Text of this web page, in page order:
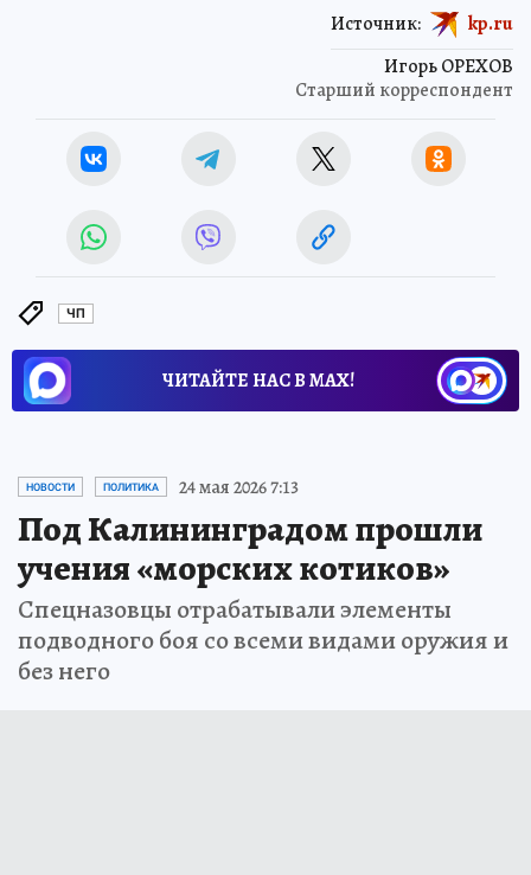
Игорь ОРЕХОВ
Старший корреспондент
Источник: kp.ru
ЧП
ЧИТАЙТЕ НАС В МАХ!
НОВОСТИ ПОЛИТИКА 24 мая 2026 7:13
Под Калининградом прошли
учения «морских котиков»
Спецназовцы отрабатывали элементы
подводного боя со всеми видами оружия и
без него